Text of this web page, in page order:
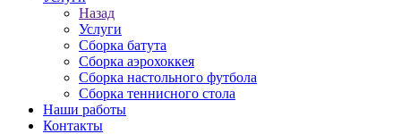
Назад
Услуги
Сборка батута
Сборка аэрохоккея
Сборка настольного футбола
Сборка теннисного стола
Наши работы
Контакты